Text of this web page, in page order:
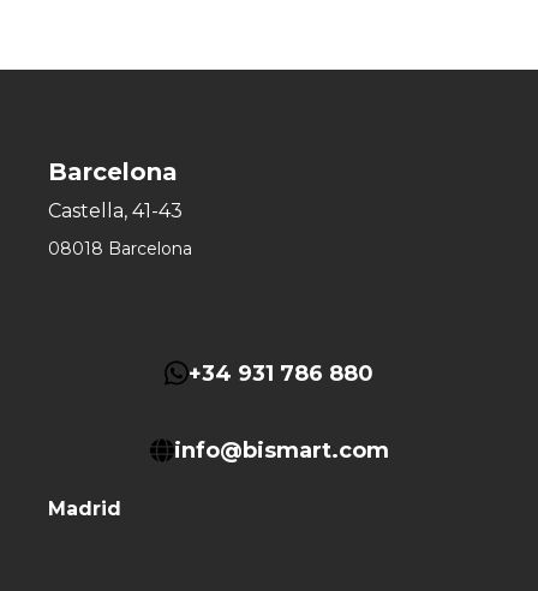
Barcelona
Castella, 41-43
08018 Barcelona
+34 931 786 880
info@bismart.com
Madrid